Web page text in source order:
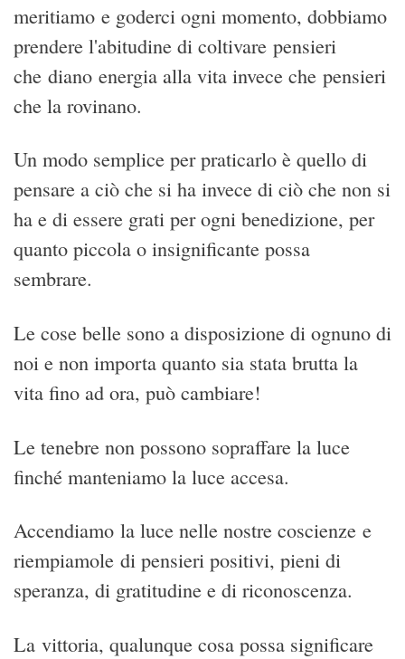
meritiamo e goderci ogni momento, dobbiamo
prendere l'abitudine di coltivare pensieri
che diano energia alla vita invece che pensieri
che la rovinano.
Un modo semplice per praticarlo è quello di
pensare a ciò che si ha invece di ciò che non si
ha e di essere grati per ogni benedizione, per
quanto piccola o insignificante possa
sembrare.
Le cose belle sono a disposizione di ognuno di
noi e non importa quanto sia stata brutta la
vita fino ad ora, può cambiare!
Le tenebre non possono sopraffare la luce
finché manteniamo la luce accesa.
Accendiamo la luce nelle nostre coscienze e
riempiamole di pensieri positivi, pieni di
speranza, di gratitudine e di riconoscenza.
La vittoria, qualunque cosa possa significare